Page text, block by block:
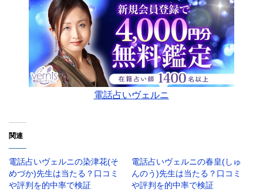
電話占いヴェルニ
関連
電話占いヴェルニの染津花(そ
めづか)先生は当たる？口コミ
や評判を的中率で検証
電話占いヴェルニの春皇(しゅ
んのう)先生は当たる？口コミ
や評判を的中率で検証